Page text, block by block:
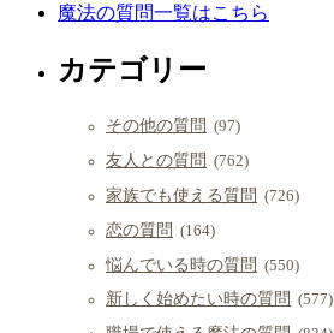
魔法の質問一覧はこちら
カテゴリー
その他の質問 (97)
友人との質問 (762)
家族でも使える質問 (726)
恋の質問 (164)
悩んでいる時の質問 (550)
新しく始めたい時の質問 (577)